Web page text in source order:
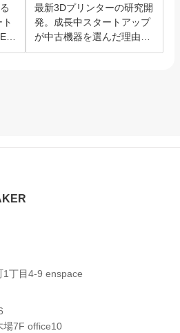
最新3Dプリンターの研究開
発。成長中スタートアップ
が中古機器を選んだ理由と
は？
1丁目4-9 enspace
場7F office10